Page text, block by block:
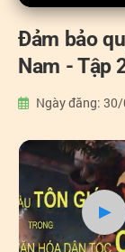
Đảm bảo
Nam - Tập
Ngày đăng: